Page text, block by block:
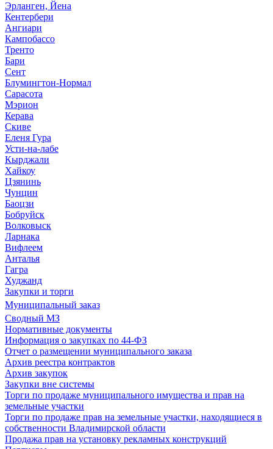
Эрланген, Йена
Кентербери
Ангиари
Кампобассо
Тренто
Бари
Сент
Блумингтон-Нормал
Сарасота
Мэрион
Керава
Скиве
Еленя Гура
Усти-на-лабе
Кырджали
Хайкоу
Цзянинь
Чунцин
Баоцзи
Бобруйск
Волковыск
Ларнака
Вифлеем
Анталья
Гагра
Худжанд
Закупки и торги
Муниципальный заказ
Сводный МЗ
Нормативные документы
Информация о закупках по 44-ФЗ
Отчет о размещении муниципального заказа
Архив реестра контрактов
Архив закупок
Закупки вне системы
Торги по продаже муниципального имущества и прав на
земельные участки
Торги по продаже прав на земельные участки, находящиеся в
собственности Владимирской области
Продажа прав на установку рекламных конструкций